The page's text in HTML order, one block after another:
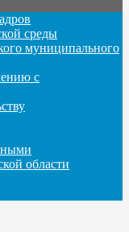
среды
муниципального
с
области